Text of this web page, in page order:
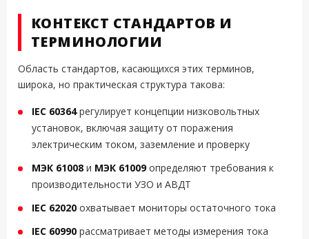
КОНТЕКСТ СТАНДАРТОВ И
ТЕРМИНОЛОГИИ
Область стандартов, касающихся этих терминов,
широка, но практическая структура такова:
IEC 60364регулирует концепции низковольтных
установок, включая защиту от поражения
электрическим током, заземление и проверку
МЭК 61008 и МЭК 61009определяют требования к
производительности УЗО и АВДТ
IEC 62020 охватывает мониторы остаточного тока
IEC 60990 рассматривает методы измерения тока